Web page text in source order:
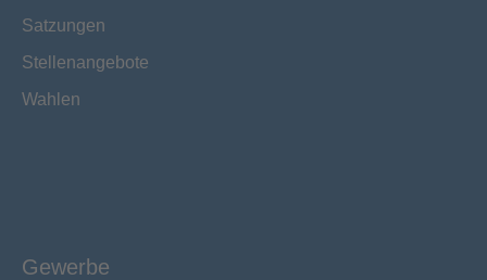
Satzungen
Stellenangebote
Wahlen
Gewerbe